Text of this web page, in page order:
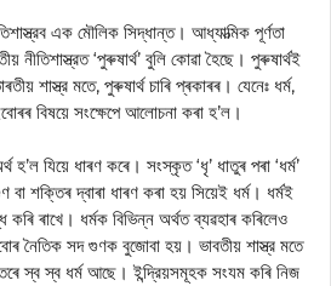
এক মৌলিক সিদ্ধান্ত। আধ্যাত্মিক পূর্ণতা
নীতিশাস্ত্রত ‘পুৰুষার্থ’ বুলি কোৱা হৈছে। পুৰুষার্থই
শাস্ত্র মতে, পুৰুষাৰ্থ চাৰি প্ৰকাৰৰ। যেনেঃ ধর্ম,
বিষয়ে সংক্ষেপে আলোচনা কৰা হ’ল।
হ’ল যিয়ে ধাৰণ কৰে। সংস্কৃত ‘ধৃ’ ধাতুৰ পৰা ‘ধর্ম’
বা শক্তিৰ দ্বাৰা ধাৰণ কৰা হয় সিয়েই ধর্ম। ধর্মই
ৰাখে। ধর্মক বিভিন্ন অর্থত ব্যৱহাৰ কৰিলেও
নৈতিক সদ গুণক বুজোবা হয়। ভাবতীয় শাস্ত্র মতে
স্ব স্ব ধর্ম আছে। ইন্দ্রিয়সমূহক সংযম কৰি নিজ